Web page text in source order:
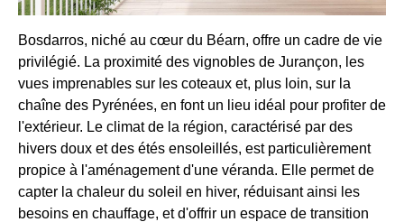
Bosdarros, niché au cœur du Béarn, offre un cadre de vie
privilégié. La proximité des vignobles de Jurançon, les
vues imprenables sur les coteaux et, plus loin, sur la
chaîne des Pyrénées, en font un lieu idéal pour profiter de
l'extérieur. Le climat de la région, caractérisé par des
hivers doux et des étés ensoleillés, est particulièrement
propice à l'aménagement d'une véranda. Elle permet de
capter la chaleur du soleil en hiver, réduisant ainsi les
besoins en chauffage, et d'offrir un espace de transition